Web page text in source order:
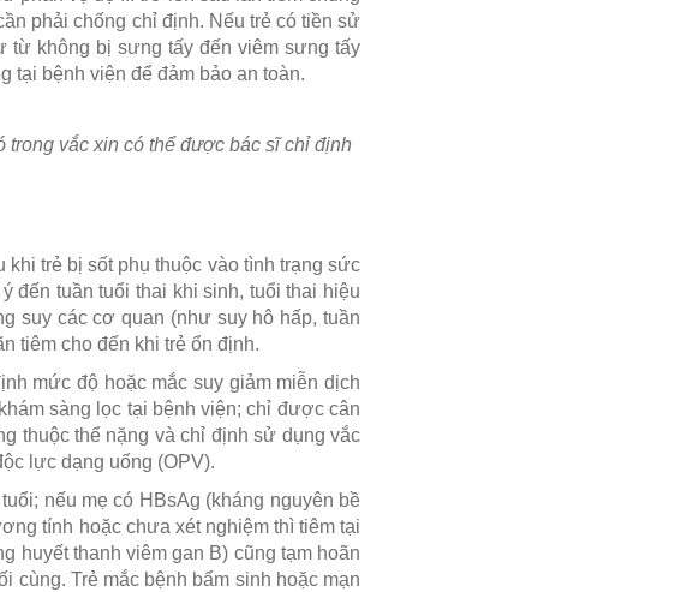
phải chống chỉ định. Nếu trẻ có tiền sử
từ không bị sưng tấy đến viêm sưng tấy
tại bệnh viện để đảm bảo an toàn.
vắc xin có thể được bác sĩ chỉ định
khi trẻ bị sốt phụ thuộc vào tình trạng sức
đến tuần tuổi thai khi sinh, tuổi thai hiệu
suy các cơ quan (như suy hô hấp, tuần
tiêm cho đến khi trẻ ổn định.
mức độ hoặc mắc suy giảm miễn dịch
sàng lọc tại bệnh viện; chỉ được cân
thuộc thể nặng và chỉ định sử dụng vắc
lực dạng uống (OPV).
nếu mẹ có HBsAg (kháng nguyên bề
tính hoặc chưa xét nghiệm thì tiêm tại
huyết thanh viêm gan B) cũng tạm hoãn
cùng. Trẻ mắc bệnh bẩm sinh hoặc mạn